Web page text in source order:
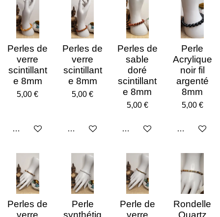
Perles de
verre
scintillant
e 8mm
5,00 €
Ajouter au panier
Perles de
verre
scintillant
e 8mm
5,00 €
Ajouter au panier
Perles de
sable
doré
scintillant
e 8mm
5,00 €
Ajouter au panier
Perle
Acrylique
noir fil
argenté
8mm
5,00 €
Ajouter au
Perles de
verre
Perle
synthétiq
Perle de
verre
Rondelle
Quartz